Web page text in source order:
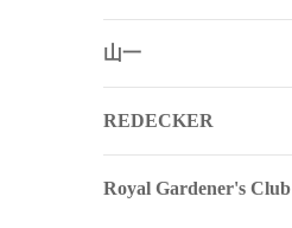
山一
REDECKER
Royal Gardener's Club